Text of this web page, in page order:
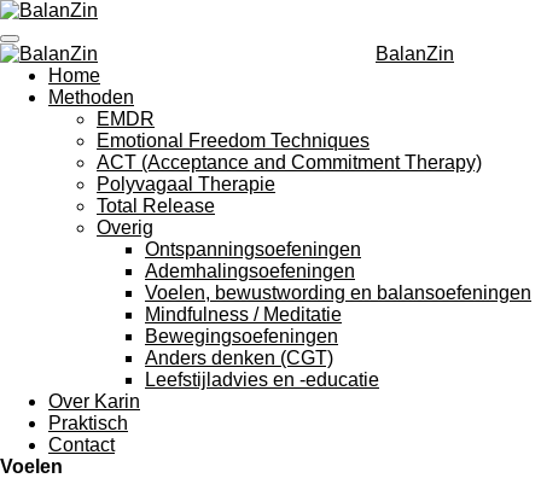
Ga
direct
naar
de
hoofdinhoud
BalanZin
Home
Methoden
EMDR
Emotional Freedom Techniques
ACT (Acceptance and Commitment Therapy)
Polyvagaal Therapie
Total Release
Overig
Ontspanningsoefeningen
Ademhalingsoefeningen
Voelen, bewustwording en balansoefeningen
Mindfulness / Meditatie
Bewegingsoefeningen
Anders denken (CGT)
Leefstijladvies en -educatie
Over Karin
Praktisch
Contact
Voelen